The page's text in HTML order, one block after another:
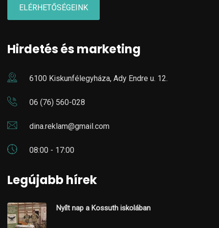
ELÉRHETŐSÉGEINK
Hirdetés és marketing
6100 Kiskunfélegyháza, Ady Endre u. 12.
06 (76) 560-028
dina.reklam@gmail.com
08:00 - 17:00
Legújabb hírek
Nyílt nap a Kossuth iskolában